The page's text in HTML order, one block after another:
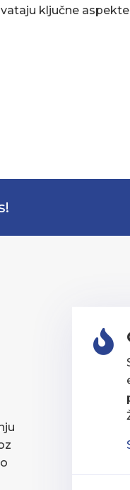
ključne aspekte
